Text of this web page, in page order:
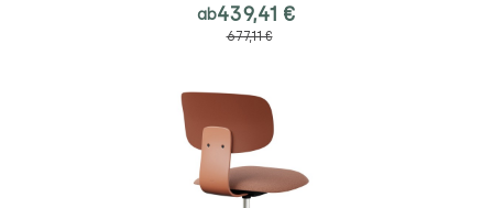
ab439,41 €
677,11 €